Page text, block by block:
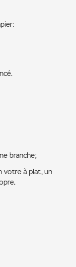
branche;
votre à plat, un
.